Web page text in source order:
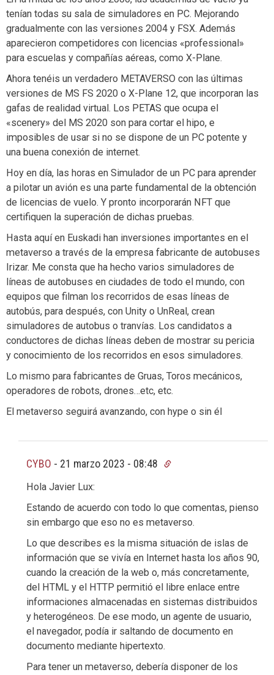
tenían todas su sala de simuladores en PC. Mejorando
gradualmente con las versiones 2004 y FSX. Además
aparecieron competidores con licencias «professional»
para escuelas y compañías aéreas, como X-Plane.
Ahora tenéis un verdadero METAVERSO con las últimas
versiones de MS FS 2020 o X-Plane 12, que incorporan las
gafas de realidad virtual. Los PETAS que ocupa el
«scenery» del MS 2020 son para cortar el hipo, e
imposibles de usar si no se dispone de un PC potente y
una buena conexión de internet.
Hoy en día, las horas en Simulador de un PC para aprender
a pilotar un avión es una parte fundamental de la obtención
de licencias de vuelo. Y pronto incorporarán NFT que
certifiquen la superación de dichas pruebas.
Hasta aquí en Euskadi han inversiones importantes en el
metaverso a través de la empresa fabricante de autobuses
Irizar. Me consta que ha hecho varios simuladores de
líneas de autobuses en ciudades de todo el mundo, con
equipos que filman los recorridos de esas líneas de
autobús, para después, con Unity o UnReal, crean
simuladores de autobus o tranvías. Los candidatos a
conductores de dichas líneas deben de mostrar su pericia
y conocimiento de los recorridos en esos simuladores.
Lo mismo para fabricantes de Gruas, Toros mecánicos,
operadores de robots, drones…etc, etc.
El metaverso seguirá avanzando, con hype o sin él
CYBO - 21 marzo 2023 - 08:48
Hola Javier Lux:
Estando de acuerdo con todo lo que comentas, pienso
sin embargo que eso no es metaverso.
Lo que describes es la misma situación de islas de
información que se vivía en Internet hasta los años 90,
cuando la creación de la web o, más concretamente,
del HTML y el HTTP permitió el libre enlace entre
informaciones almacenadas en sistemas distribuidos
y heterogéneos. De ese modo, un agente de usuario,
el navegador, podía ir saltando de documento en
documento mediante hipertexto.
Para tener un metaverso, debería disponer de los